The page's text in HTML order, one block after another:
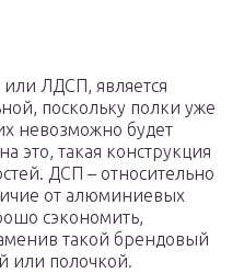
ЛДСП, является
поскольку полки уже
невозможно будет
это, такая конструкция
ДСП – относительно
от алюминиевых
сэкономить,
такой брендовый
или полочкой.